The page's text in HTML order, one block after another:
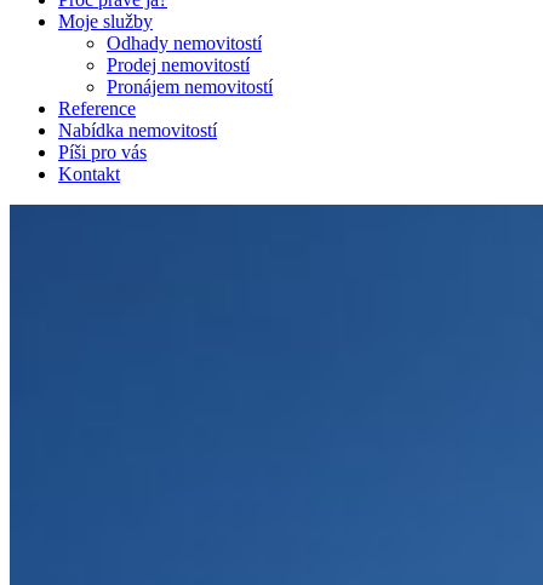
Moje služby
Odhady nemovitostí
Prodej nemovitostí
Pronájem nemovitostí
Reference
Nabídka nemovitostí
Píši pro vás
Kontakt